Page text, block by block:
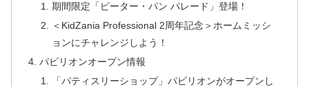
期間限定「ピーター・パン パレード」登場！
＜KidZania Professional 2周年記念＞ホームミッシ
ョンにチャレンジしよう！
パビリオンオープン情報
「パティスリーショップ」パビリオンがオープンし